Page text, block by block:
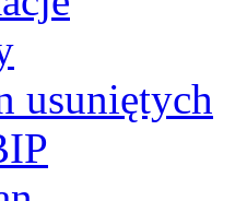
usuniętych